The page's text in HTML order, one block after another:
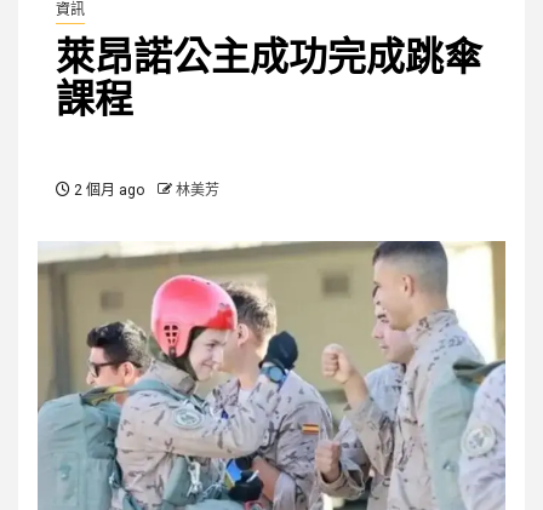
資訊
萊昂諾公主成功完成跳傘
課程
2 個月 ago 林美芳